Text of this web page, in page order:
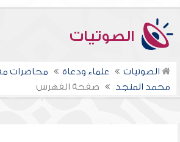
الصوتيات
الصوتيات علماء ودعاة محاضرات
محمد المنجد
صفحة الفهرس